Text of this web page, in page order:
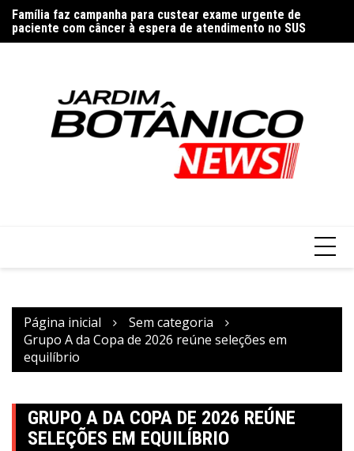
para
o
Família faz campanha para custear exame urgente de
paciente com câncer à espera de atendimento no SUS
Página inicial
Sem categoria
Grupo A da Copa de 2026 reúne seleções em
equilíbrio
GRUPO A DA COPA DE 2026 REÚNE
SELEÇÕES EM EQUILÍBRIO